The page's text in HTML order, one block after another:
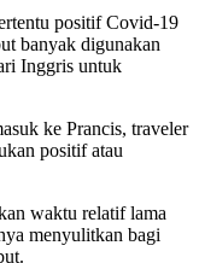
positif Covid-19
banyak digunakan
Inggris untuk
ke Prancis, traveler
positif atau
waktu relatif lama
menyulitkan bagi